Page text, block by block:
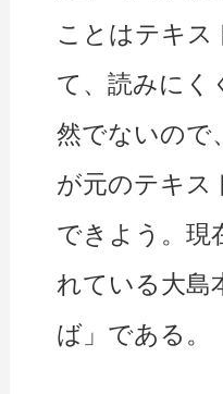
ことはテキス
て、読みにく
然でないので
が元のテキス
できよう。現
れている大島
ば」である。